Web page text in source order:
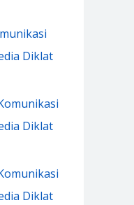
Diklat
Diklat
Diklat